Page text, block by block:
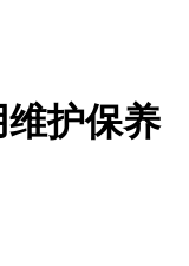
护保养